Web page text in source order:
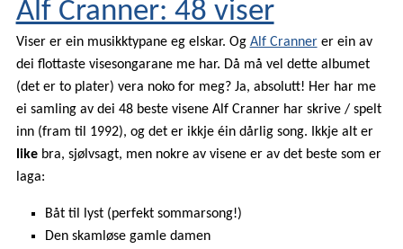
Alf Cranner: 48 viser
Viser er ein musikktypane eg elskar. Og Alf Crannerer ein av
dei flottaste visesongarane me har. Då må vel dette albumet
(det er to plater) vera noko for meg? Ja, absolutt! Her har me
ei samling av dei 48 beste visene Alf Cranner har skrive / spelt
inn (fram til 1992), og det er ikkje éin dårlig song. Ikkje alt er
likebra, sjølvsagt, men nokre av visene er av det beste som er
laga:
Båt til lyst (perfekt sommarsong!)
Den skamløse gamle damen